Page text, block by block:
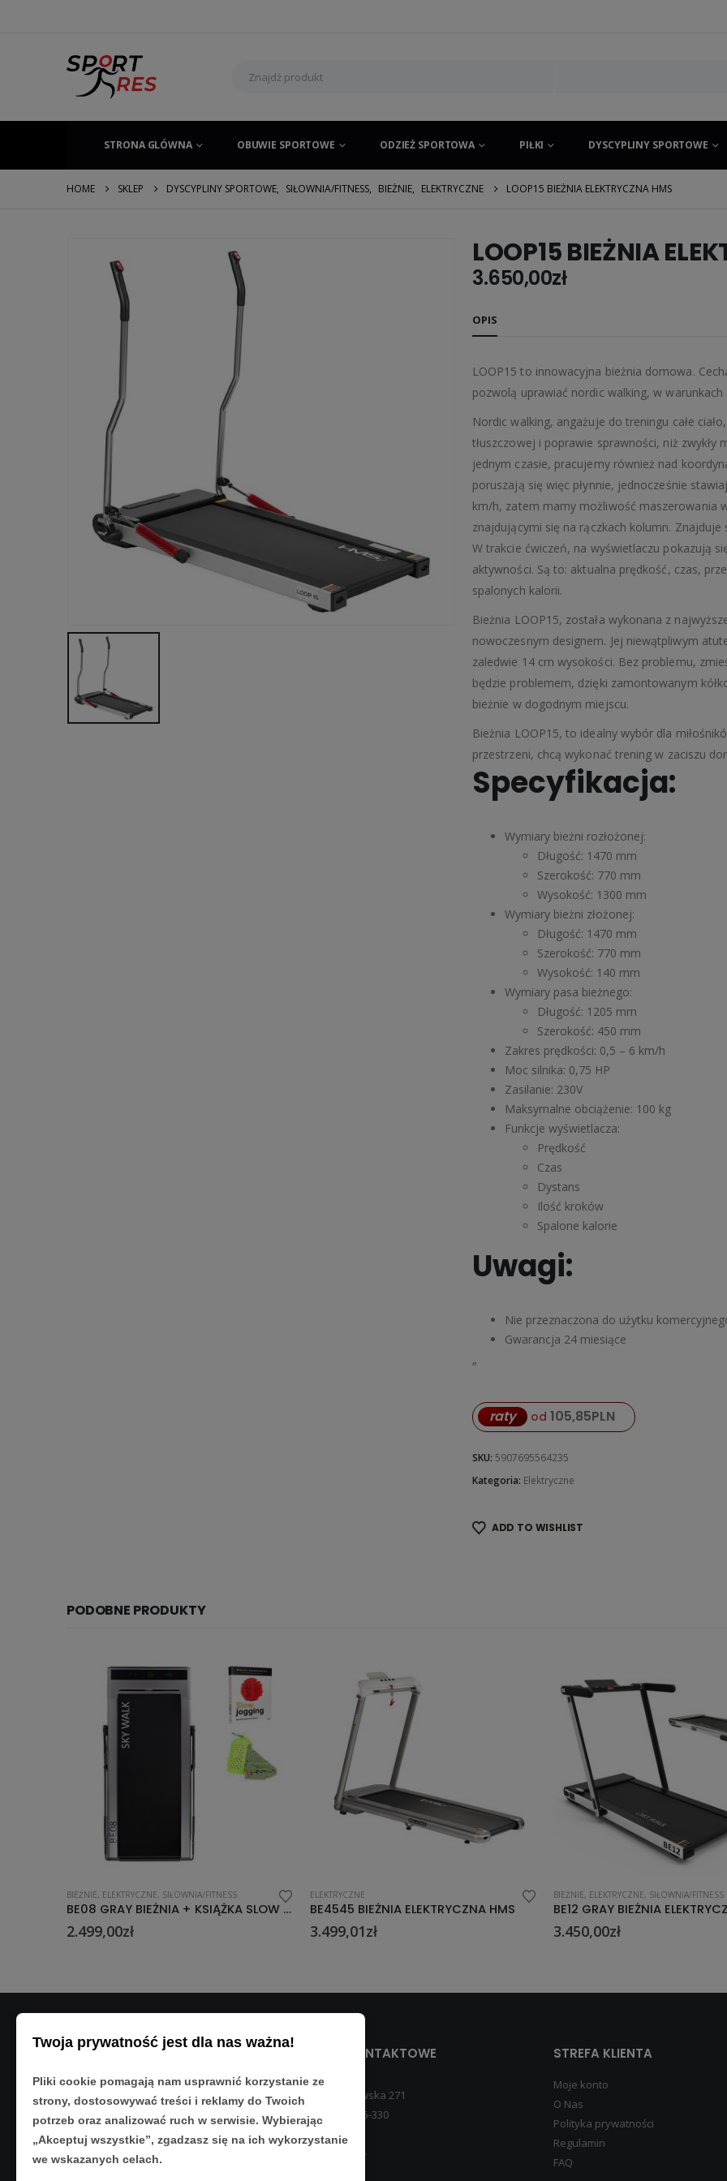
STRONA GLÓWNA OBUWIE SPORTOWE ODZIEŻ SPORTOWA PIŁKI DYSCYPLINY SPORTOWE
HOME SKLEP DYSCYPLINY SPORTOWE, SIŁOWNIA/FITNESS, BIEŻNIE, ELEKTRYCZNE LOOP15 BIEŻNIA ELEKTRYCZNA HMS
LOOP15 BIEŻNIA
3.650,00zł
OPIS
LOOP15 to innowacyjna bieżnia domowa.
pozwolą uprawiać nordic walking, w
Nordic walking, angażuje do treningu całe
tłuszczowej i poprawie sprawności, niż
jednym czasie, pracujemy również nad
poruszają się więc płynnie, jednocześnie
km/h, zatem mamy możliwość maszerowania
znajdującymi się na rączkach kolumn.
W trakcie ćwiczeń, na wyświetlaczu pokazują
aktywności. Są to: aktualna prędkość, czas,
spalonych kalorii.
Bieżnia LOOP15, została wykonana z
nowoczesnym designem. Jej niewątpliwym
zaledwie 14 cm wysokości. Bez problemu,
będzie problemem, dzięki zamontowanym
bieżnie w dogodnym miejscu.
Bieżnia LOOP15, to idealny wybór dla
przestrzeni, chcą wykonać trening w zaciszu
Specyfikacja:
Wymiary bieżni rozłożonej:
Długość: 1470 mm
Szerokość: 770 mm
Wysokość: 1300 mm
Wymiary bieżni złożonej:
Długość: 1470 mm
Szerokość: 770 mm
Wysokość: 140 mm
Wymiary pasa bieżnego:
Długość: 1205 mm
Szerokość: 450 mm
Zakres prędkości: 0,5 – 6 km/h
Moc silnika: 0,75 HP
Zasilanie: 230V
Maksymalne obciążenie: 100 kg
Funkcje wyświetlacza:
Prędkość
Czas
Dystans
Ilość kroków
Spalone kalorie
Uwagi:
Nie przeznaczona do użytku
Gwarancja 24 miesiące
„
raty od 105,85PLN
SKU: 5907695564235
Kategoria: Elektryczne
ADD TO WISHLIST
PODOBNE PRODUKTY
ELEKTRYCZNE
BE4545 BIEŻNIA ELEKTRYCZNA HMS
3.499,01zł
BIEŻNIE,ELEKTRYCZNE
3.450,00zł
BIEŻNIE,ELEKTRYCZNE,SIŁOWNIA/
2.499,00zł
DANE KONTAKTOWE
Adres:
ul. Matysowska 271
Rzeszów 35-330
Telefon:
533 890 224
STREFA KLIENTA
Moje konto
O Nas
Polityka prywatności
Regulamin
FAQ
Twoja prywatność jest dla nas ważna!
Pliki cookie pomagają nam usprawnić korzystanie ze
strony, dostosowywać treści i reklamy do Twoich
potrzeb oraz analizować ruch w serwisie. Wybierając
„Akceptuj wszystkie”, zgadzasz się na ich wykorzystanie
we wskazanych celach.